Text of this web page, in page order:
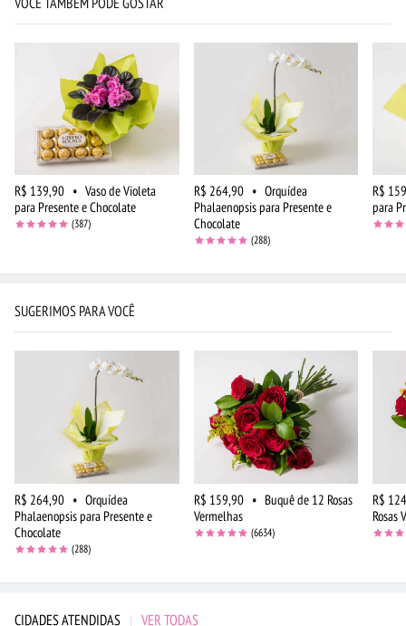
R$ 139,90 • Vaso de Violeta
para Presente e Chocolate
(387)
R$ 264,90 • Orquídea
Phalaenopsis para Presente e
Chocolate
(288)
R$
para
SUGERIMOS PARA VOCÊ
R$ 264,90 • Orquídea
Phalaenopsis para Presente e
Chocolate
(288)
R$ 159,90 • Buquê de 12 Rosas
Vermelhas
(6634)
R$
Rosas
CIDADES ATENDIDAS | VER TODAS